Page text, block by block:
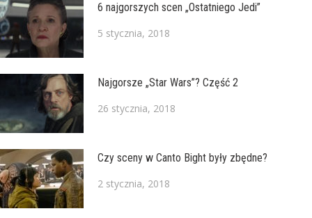
6 najgorszych scen „Ostatniego Jedi”
5 stycznia, 2018
Najgorsze „Star Wars”? Część 2
26 stycznia, 2018
Czy sceny w Canto Bight były zbędne?
2 stycznia, 2018